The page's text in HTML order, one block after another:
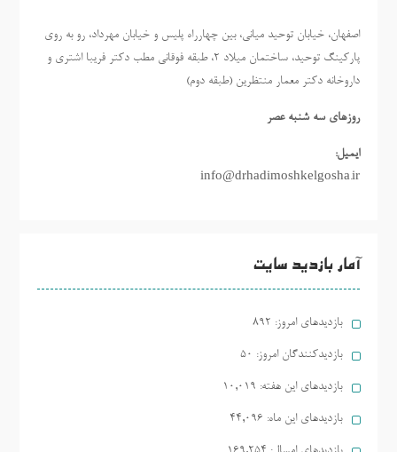
اصفهان، خیابان توحید میانی، بین چهارراه پلیس و خیابان مهرداد، رو به روی
پارکینگ توحید، ساختمان میلاد ٢، طبقه فوقانی مطب دکتر فریبا اشتری و
داروخانه دکتر معمار منتظرین (طبقه دوم)
روزهاي سه شنبه عصر
ایمیل:
info@drhadimoshkelgosha.ir
آمار بازدید سایت
بازدیدهای امروز: 892
بازدیدکنندگان امروز: 50
بازدیدهای این هفته: 10,019
بازدیدهای این ماه: 44,096